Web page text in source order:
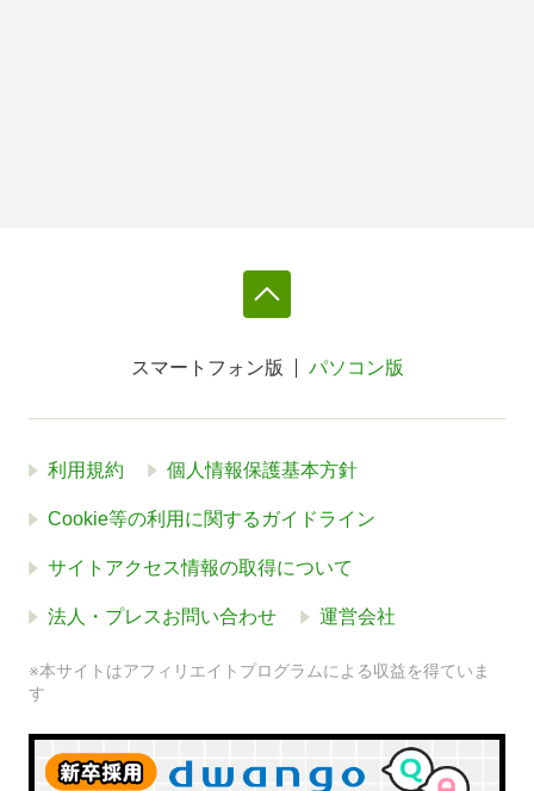
スマートフォン版 パソコン版
利用規約 個人情報保護基本方針
Cookie等の利用に関するガイドライン
サイトアクセス情報の取得について
法人・プレスお問い合わせ 運営会社
※本サイトはアフィリエイトプログラムによる収益を得ていま
す